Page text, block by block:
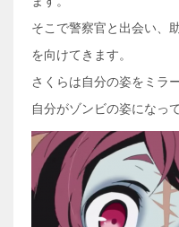
そこで警察官と出会い、
を向けてきます。
さくらは自分の姿をミラ
自分がゾンビの姿になっ